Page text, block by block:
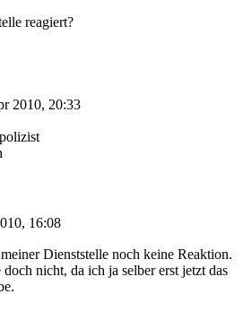
reagiert?
2010, 20:33
16:08
Dienststelle noch keine Reaktion.
nicht, da ich ja selber erst jetzt das